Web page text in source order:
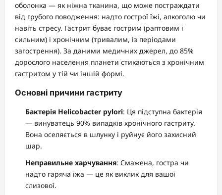
оболонка — як ніжна тканина, що може постраждати
від грубого поводження: надто гострої їжі, алкоголю чи
навіть стресу. Гастрит буває гострим (раптовим і
сильним) і хронічним (тривалим, із періодами
загострення). За даними медичних джерел, до 85%
дорослого населення планети стикаються з хронічним
гастритом у тій чи іншій формі.
Основні причини гастриту
Бактерія Helicobacter pylori: Ця підступна бактерія
— винуватець 90% випадків хронічного гастриту.
Вона оселяється в шлунку і руйнує його захисний
шар.
Неправильне харчування: Смажена, гостра чи
надто гаряча їжа — це як виклик для вашої
слизової.